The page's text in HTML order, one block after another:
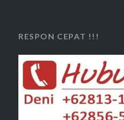
RESPON CEPAT !!!